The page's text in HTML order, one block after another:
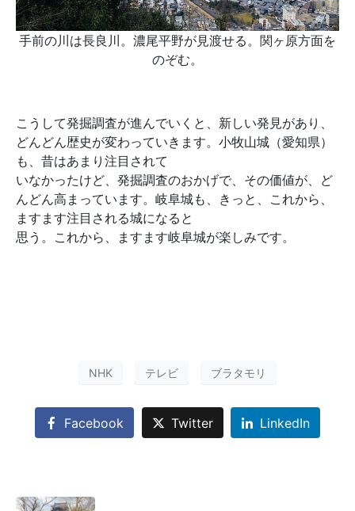
手前の川は長良川。濃尾平野が見渡せる。関ヶ原方面を
のぞむ。
こうして発掘調査が進んでいくと、新しい発見があり、
どんどん歴史が変わっていきます。小牧山城（愛知県）
も、昔はあまり注目されて
いなかったけど、発掘調査のおかげで、その価値が、ど
んどん高まっています。岐阜城も、きっと、これから、
ますます注目される城になると
思う。これから、ますます岐阜城が楽しみです。
NHK テレビ ブラタモリ
Facebook Twitter LinkedIn